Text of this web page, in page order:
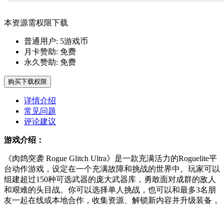
本资源需权限下载
普通用户: 5游戏币
月卡赞助: 免费
永久赞助: 免费
购买下载权限
详情介绍
常见问题
评论建议
游戏介绍：
《肉鸽突袭 Rogue Glitch Ultra》是一款充满活力的Roguelite平
台动作游戏，设定在一个充满故障和挑战的世界中。玩家可以
组建超过150种可选武器的庞大武器库，勇敢面对成群的敌人
和艰难的头目战。你可以选择单人挑战，也可以和最多3名朋
友一起在线或本地合作，收集资源、解锁新内容并升级装备，